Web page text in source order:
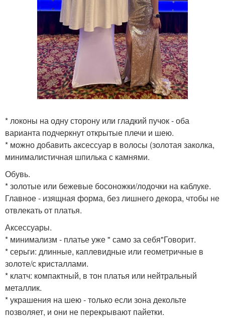
* локоны на одну сторону или гладкий пучок - оба
варианта подчеркнут открытые плечи и шею.
* можно добавить аксессуар в волосы (золотая заколка,
минималистичная шпилька с камнями.
Обувь.
* золотые или бежевые босоножки/лодочки на каблуке.
Главное - изящная форма, без лишнего декора, чтобы не
отвлекать от платья.
Аксессуары.
* минимализм - платье уже " само за себя"Говорит.
* серьги: длинные, каплевидные или геометричные в
золоте/с кристаллами.
* клатч: компактный, в тон платья или нейтральный
металлик.
* украшения на шею - только если зона декольте
позволяет, и они не перекрывают пайетки.